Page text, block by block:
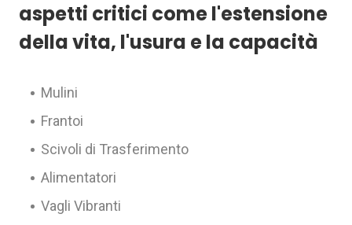
aspetti critici come l'estensione
della vita, l'usura e la capacità
Mulini
Frantoi
Scivoli di Trasferimento
Alimentatori
Vagli Vibranti